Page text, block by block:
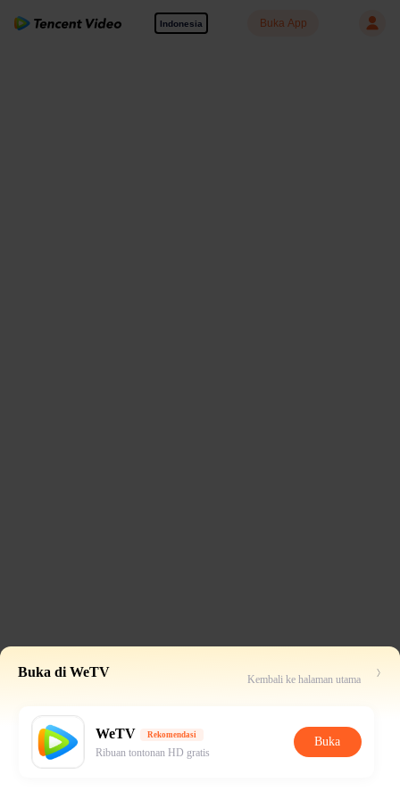
Indonesia Buka App
Buka di WeTV Kembali ke halaman utama
WeTV Rekomendasi
Ribuan tontonan HD gratis
Buka